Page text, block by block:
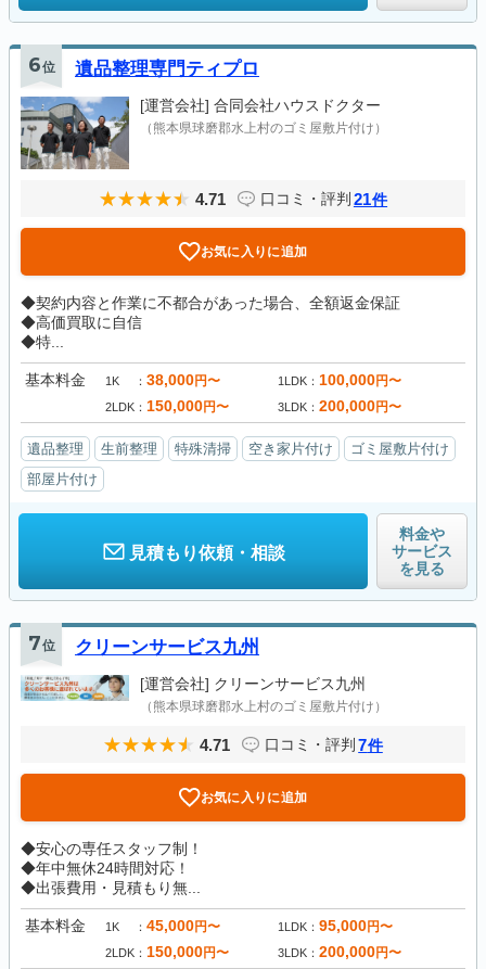
6位 遺品整理専門ティプロ
[運営会社] 合同会社ハウスドクター
（熊本県球磨郡水上村のゴミ屋敷片付け）
4.71 口コミ・評判 21件
お気に入りに追加
◆契約内容と作業に不都合があった場合、全額返金保証
◆高価買取に自信
◆特...
基本料金 1K 38,000円〜 1LDK 100,000円〜
2LDK 150,000円〜 3LDK 200,000円〜
遺品整理 生前整理 特殊清掃 空き家片付け
ゴミ屋敷片付け
部屋片付け
見積もり依頼・相談
料金や
サービス
を見る
7位 クリーンサービス九州
[運営会社] クリーンサービス九州
（熊本県球磨郡水上村のゴミ屋敷片付け）
4.71 口コミ・評判 7件
お気に入りに追加
◆安心の専任スタッフ制！
◆年中無休24時間対応！
◆出張費用・見積もり無...
基本料金 1K 45,000円〜 1LDK 95,000円〜
2LDK 150,000円〜 3LDK 200,000円〜